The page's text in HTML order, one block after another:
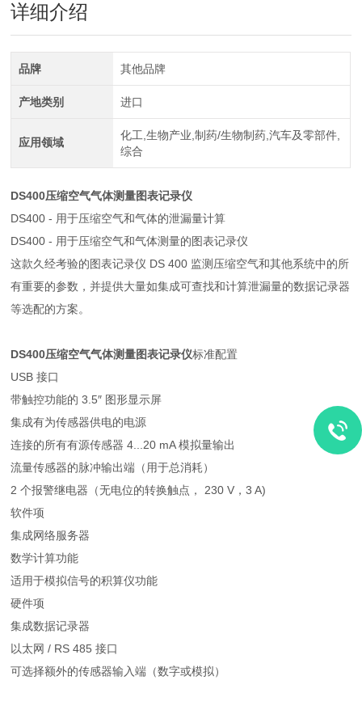
详细介绍
品牌 其他品牌
产地类别 进口
应用领域
化工,生物产业,制药/生物制药,汽车及零部件,
综合
DS400压缩空气气体测量图表记录仪
DS400 - 用于压缩空气和气体的泄漏量计算
DS400 - 用于压缩空气和气体测量的图表记录仪
这款久经考验的图表记录仪 DS 400 监测压缩空气和其他系统中的所
有重要的参数，并提供大量如集成可查找和计算泄漏量的数据记录器
等选配的方案。
DS400压缩空气气体测量图表记录仪标准配置
USB 接口
带触控功能的 3.5″ 图形显示屏
集成有为传感器供电的电源
连接的所有有源传感器 4...20 mA 模拟量输出
流量传感器的脉冲输出端（用于总消耗）
2 个报警继电器（无电位的转换触点， 230 V，3 A)
软件项
集成网络服务器
数学计算功能
适用于模拟信号的积算仪功能
硬件项
集成数据记录器
以太网 / RS 485 接口
可选择额外的传感器输入端（数字或模拟）